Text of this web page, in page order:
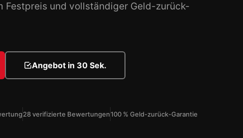
und vollständiger Geld-zurück-
Angebot in 30 Sek.
28 verifizierte Bewertungen100 % Geld-zurück-Garantie